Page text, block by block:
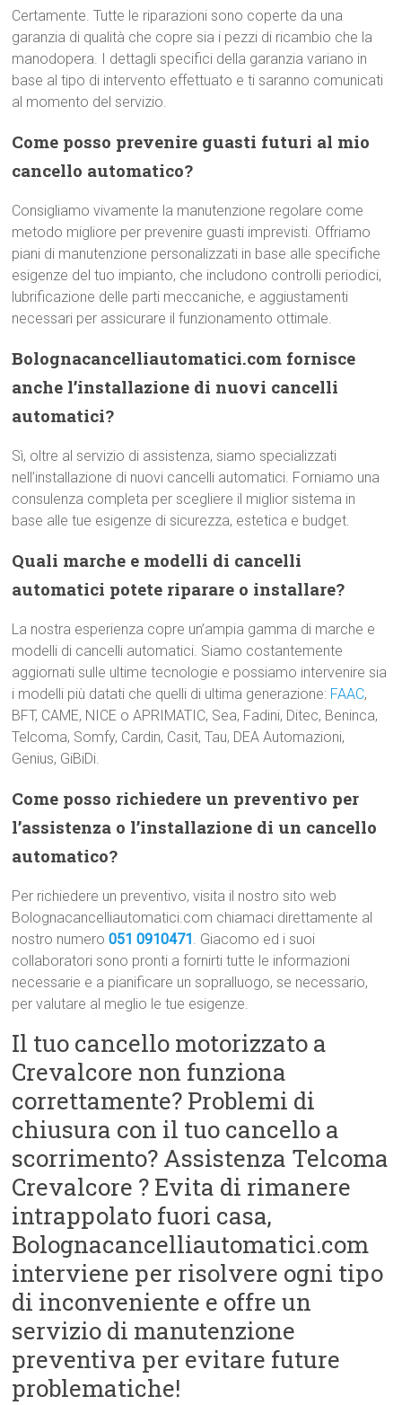
Certamente. Tutte le riparazioni sono coperte da una
garanzia di qualità che copre sia i pezzi di ricambio che la
manodopera. I dettagli specifici della garanzia variano in
base al tipo di intervento effettuato e ti saranno comunicati
al momento del servizio.
Come posso prevenire guasti futuri al mio
cancello automatico?
Consigliamo vivamente la manutenzione regolare come
metodo migliore per prevenire guasti imprevisti. Offriamo
piani di manutenzione personalizzati in base alle specifiche
esigenze del tuo impianto, che includono controlli periodici,
lubrificazione delle parti meccaniche, e aggiustamenti
necessari per assicurare il funzionamento ottimale.
Bolognacancelliautomatici.com fornisce
anche l’installazione di nuovi cancelli
automatici?
Sì, oltre al servizio di assistenza, siamo specializzati
nell’installazione di nuovi cancelli automatici. Forniamo una
consulenza completa per scegliere il miglior sistema in
base alle tue esigenze di sicurezza, estetica e budget.
Quali marche e modelli di cancelli
automatici potete riparare o installare?
La nostra esperienza copre un’ampia gamma di marche e
modelli di cancelli automatici. Siamo costantemente
aggiornati sulle ultime tecnologie e possiamo intervenire sia
i modelli più datati che quelli di ultima generazione: FAAC,
BFT, CAME, NICE o APRIMATIC, Sea, Fadini, Ditec, Beninca,
Telcoma, Somfy, Cardin, Casit, Tau, DEA Automazioni,
Genius, GiBiDi.
Come posso richiedere un preventivo per
l’assistenza o l’installazione di un cancello
automatico?
Per richiedere un preventivo, visita il nostro sito web
Bolognacancelliautomatici.com chiamaci direttamente al
nostro numero051 0910471 . Giacomo ed i suoi
collaboratori sono pronti a fornirti tutte le informazioni
necessarie e a pianificare un sopralluogo, se necessario,
per valutare al meglio le tue esigenze.
Il tuo cancello motorizzato a
Crevalcore non funziona
correttamente? Problemi di
chiusura con il tuo cancello a
scorrimento? Assistenza Telcoma
Crevalcore ? Evita di rimanere
intrappolato fuori casa,
Bolognacancelliautomatici.com
interviene per risolvere ogni tipo
di inconveniente e offre un
servizio di manutenzione
preventiva per evitare future
problematiche!